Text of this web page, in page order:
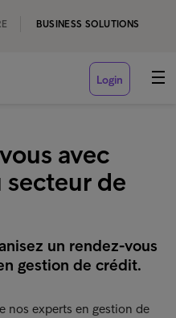
BUSINESS SOLUTIONS
Login
avec
de
un rendez-vous
gestion de crédit.
nos experts en gestion de